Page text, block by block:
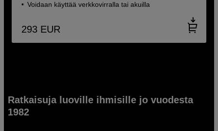
Voidaan käyttää verkkovirralla tai akuilla
293 EUR
Ratkaisuja luoville ihmisille jo vuodesta
1982